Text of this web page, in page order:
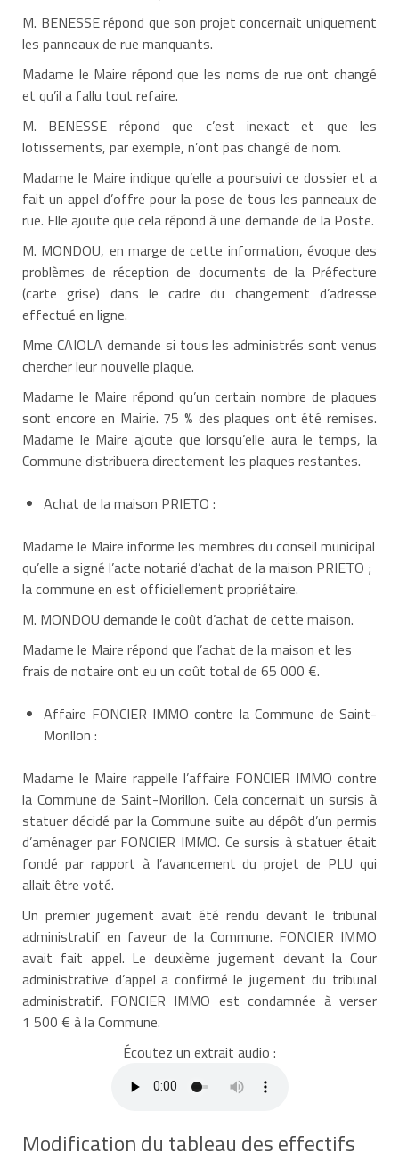
M. BENESSE répond que son projet concernait uniquement
les panneaux de rue manquants.
Madame le Maire répond que les noms de rue ont changé
et qu’il a fallu tout refaire.
M. BENESSE répond que c’est inexact et que les
lotissements, par exemple, n’ont pas changé de nom.
Madame le Maire indique qu’elle a poursuivi ce dossier et a
fait un appel d’offre pour la pose de tous les panneaux de
rue. Elle ajoute que cela répond à une demande de la Poste.
M. MONDOU, en marge de cette information, évoque des
problèmes de réception de documents de la Préfecture
(carte grise) dans le cadre du changement d’adresse
effectué en ligne.
Mme CAIOLA demande si tous les administrés sont venus
chercher leur nouvelle plaque.
Madame le Maire répond qu’un certain nombre de plaques
sont encore en Mairie. 75 % des plaques ont été remises.
Madame le Maire ajoute que lorsqu’elle aura le temps, la
Commune distribuera directement les plaques restantes.
Achat de la maison PRIETO :
Madame le Maire informe les membres du conseil municipal
qu’elle a signé l’acte notarié d’achat de la maison PRIETO ;
la commune en est officiellement propriétaire.
M. MONDOU demande le coût d’achat de cette maison.
Madame le Maire répond que l’achat de la maison et les
frais de notaire ont eu un coût total de 65 000 €.
Affaire FONCIER IMMO contre la Commune de Saint-
Morillon :
Madame le Maire rappelle l’affaire FONCIER IMMO contre
la Commune de Saint-Morillon. Cela concernait un sursis à
statuer décidé par la Commune suite au dépôt d’un permis
d’aménager par FONCIER IMMO. Ce sursis à statuer était
fondé par rapport à l’avancement du projet de PLU qui
allait être voté.
Un premier jugement avait été rendu devant le tribunal
administratif en faveur de la Commune. FONCIER IMMO
avait fait appel. Le deuxième jugement devant la Cour
administrative d’appel a confirmé le jugement du tribunal
administratif. FONCIER IMMO est condamnée à verser
1 500 € à la Commune.
Écoutez un extrait audio :
Modification du tableau des effectifs